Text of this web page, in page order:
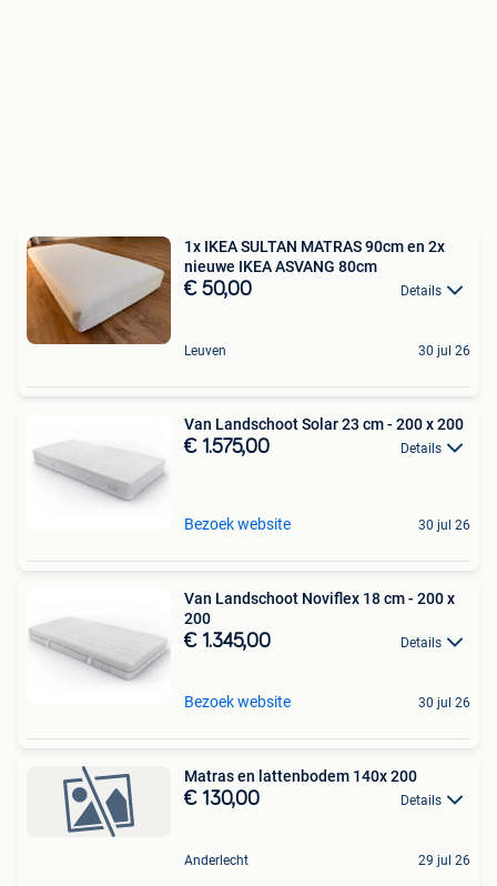
1x IKEA SULTAN MATRAS 90cm en 2x
nieuwe IKEA ASVANG 80cm
€ 50,00 Details
Leuven 30 jul 26
Van Landschoot Solar 23 cm - 200 x 200
€ 1.575,00 Details
Bezoek website 30 jul 26
Van Landschoot Noviflex 18 cm - 200 x
200
€ 1.345,00 Details
Bezoek website 30 jul 26
Matras en lattenbodem 140x 200
€ 130,00 Details
Anderlecht 29 jul 26